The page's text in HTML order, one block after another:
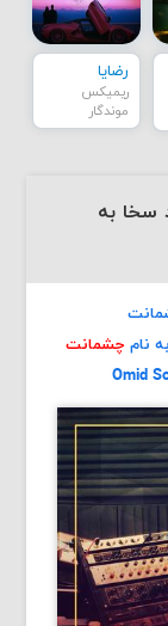
رضایا
ریمیکس
موندگار
سخا به
به نام چشمانت
Omid